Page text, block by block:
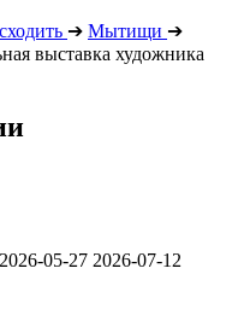
➔ Мытищи ➔
выставка художника
2026-05-27 2026-07-12